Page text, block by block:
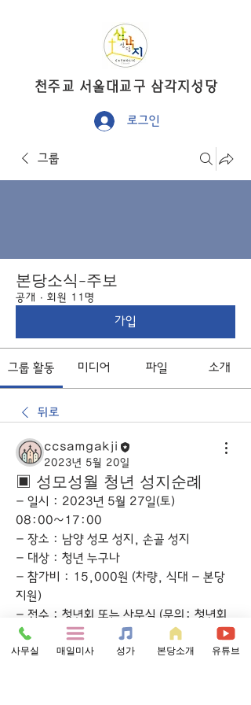
​천주교 서울대교구 삼각지성당
로그인
그룹
본당소식-주보
공개 · 회원 11명
가입
그룹 활동 미디어 파일 소개
뒤로
ccsamgakji
2023년 5월 20일
▣ 성모성월 청년 성지순례
- 일시 : 2023년 5월 27일(토)
08:00~17:00
- 장소 : 남양 성모 성지, 손골 성지
- 대상 : 청년 누구나
- 참가비 : 15,000원 (차량, 식대 - 본당
지원)
- 접수 : 청년회 또는 사무실 (문의: 청년회
장 010-2587-5222)
0
사무실 매일미사 성가 본당소개 유튜브